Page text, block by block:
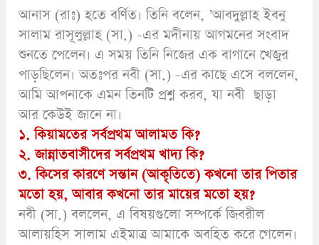
আনাস (রাঃ) হতে বর্ণিত। তিনি বলেন, ’আবদুল্লাহ ইবনু
সালাম রাসূলুল্লাহ (সা.) -এর মদীনায় আগমনের সংবাদ
শুনতে পেলেন। এ সময় তিনি নিজের এক বাগানে খেজুর
পাড়ছিলেন। অতঃপর নবী (সা.) -এর কাছে এসে বললেন,
আমি আপনাকে এমন তিনটি প্রশ্ন করব, যা নবী ছাড়া
আর কেউই জানে না।
১. কিয়ামতের সর্বপ্রথম আলামত কি?
২. জান্নাতবাসীদের সর্বপ্রথম খাদ্য কি?
৩. কিসের কারণে সন্তান (আকৃতিতে) কখনো তার পিতার
মতো হয়, আবার কখনো তার মায়ের মতো হয়?
নবী (সা.) বললেন, এ বিষয়গুলো সম্পর্কে জিবরীল
আলায়হিস সালাম এইমাত্র আমাকে অবহিত করে গেলেন।